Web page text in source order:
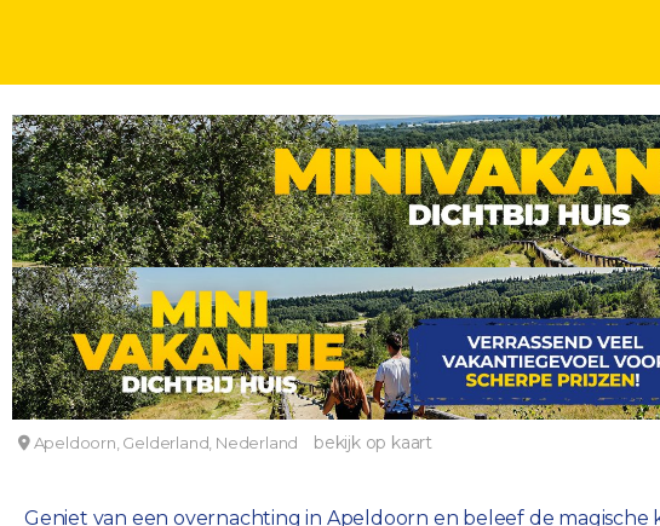
STEDEN DICHTBIJ FEESTDAGEN DAGEN
Overnacht in Apeldoorn en beleef de magische kerstsfeer
Hotel et le Café de Paris
Apeldoorn, Gelderland, Nederland bekijk op kaart
Geniet van een overnachting in Apeldoorn en beleef de